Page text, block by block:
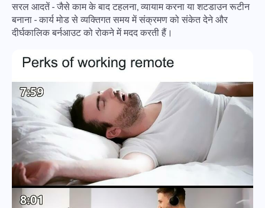
सरल आदतें - जैसे काम के बाद टहलना, व्यायाम करना या शटडाउन रूटीन
बनाना - कार्य मोड से व्यक्तिगत समय में संक्रमण को संकेत देने और
दीर्घकालिक बर्नआउट को रोकने में मदद करती हैं।
एक अनुवाद त्रुटि की रिपोर्ट करें
हमारे साथ जुड़ें
एक बग रिपोर्ट करो
कृपया उस मुद्दे का वर्णन करें जो आपने विस्तार से सामना किया है,
अपनी विशेषता सुझाएँ